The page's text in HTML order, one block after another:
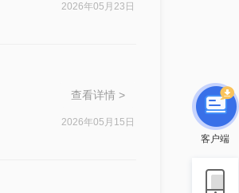
2026年05月23日
查看详情 >
2026年05月15日
客户端